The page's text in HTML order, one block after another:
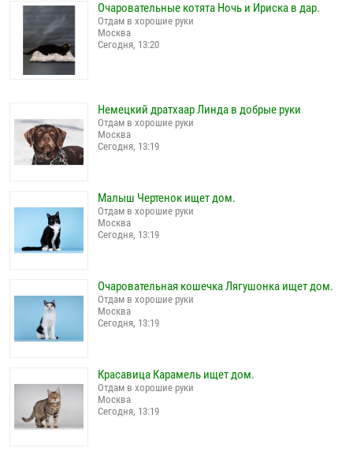
Очаровательные котята Ночь и Ириска в дар.
Отдам в хорошие руки
Москва
Сегодня, 13:20
Немецкий дратхаар Линда в добрые руки
Отдам в хорошие руки
Москва
Сегодня, 13:19
Малыш Чертенок ищет дом.
Отдам в хорошие руки
Москва
Сегодня, 13:19
Очаровательная кошечка Лягушонка ищет дом.
Отдам в хорошие руки
Москва
Сегодня, 13:19
Красавица Карамель ищет дом.
Отдам в хорошие руки
Москва
Сегодня, 13:19